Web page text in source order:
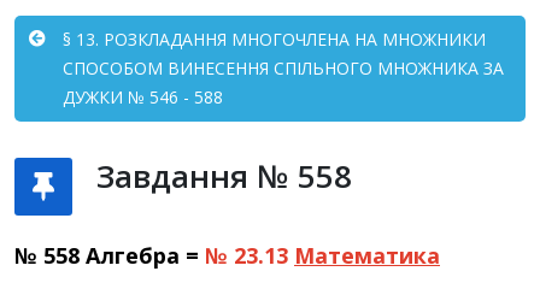
§ 13. РОЗКЛАДАННЯ МНОГОЧЛЕНА НА МНОЖНИКИ
СПОСОБОМ ВИНЕСЕННЯ СПІЛЬНОГО МНОЖНИКА ЗА
ДУЖКИ № 546 - 588
Завдання № 558
№ 558 Алгебра = № 23.13 Математика